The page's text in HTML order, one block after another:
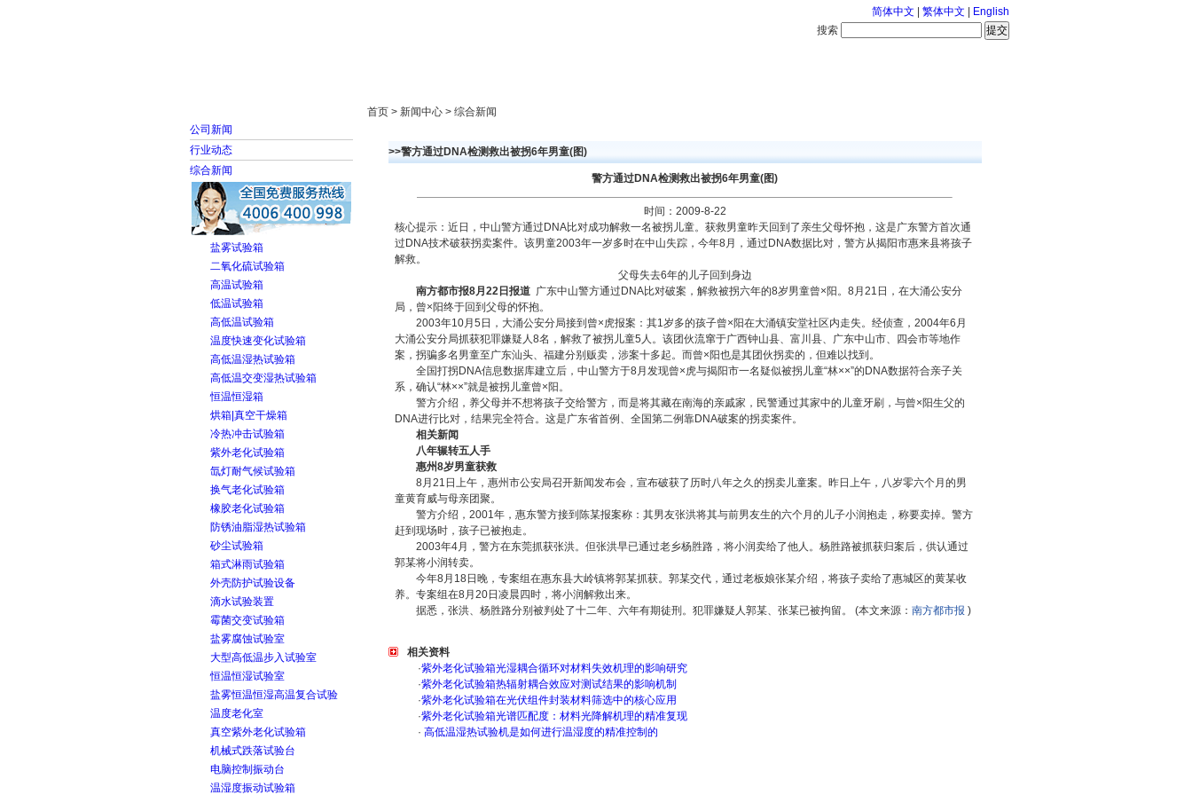
简体中文 繁体中文
English
搜索
公司新闻
行业动态
综合新闻
盐雾试验箱
二氧化硫试验箱
高温试验箱
低温试验箱
高低温试验箱
温度快速变化试验箱
高低温湿热试验箱
高低温交变湿热试验箱
恒温恒湿箱
烘箱|真空干燥箱
冷热冲击试验箱
紫外老化试验箱
氙灯耐气候试验箱
换气老化试验箱
橡胶老化试验箱
防锈油脂湿热试验箱
砂尘试验箱
箱式淋雨试验箱
外壳防护试验设备
滴水试验装置
霉菌交变试验箱
盐雾腐蚀试验室
大型高低温步入试验室
恒温恒湿试验室
盐雾恒温恒湿高温复合试验
温度老化室
真空紫外老化试验箱
机械式跌落试验台
电脑控制振动台
温湿度振动试验箱
首页 > 新闻中心 > 综合新闻
>>警方通过DNA检测救出被拐6年男童(图)
警方通过DNA检测救出被拐6年男童(图)
时间：2009-8-22
核心提示：近日，中山警方通过DNA比对成功解救一名被拐儿童。获救男童昨天回到了亲生父母怀抱，这是广东警方首次通
过DNA技术破获拐卖案件。该男童2003年一岁多时在中山失踪，今年8月，通过DNA数据比对，警方从揭阳市惠来县将孩子
解救。
父母失去6年的儿子回到身边
南方都市报8月22日报道 广东中山警方通过DNA比对破案，解救被拐六年的8岁男童曾×阳。8月21日，在大涌公安分
局，曾×阳终于回到父母的怀抱。
2003年10月5日，大涌公安分局接到曾×虎报案：其1岁多的孩子曾×阳在大涌镇安堂社区内走失。经侦查，2004年6月
大涌公安分局抓获犯罪嫌疑人8名，解救了被拐儿童5人。该团伙流窜于广西钟山县、富川县、广东中山市、四会市等地作
案，拐骗多名男童至广东汕头、福建分别贩卖，涉案十多起。而曾×阳也是其团伙拐卖的，但难以找到。
全国打拐DNA信息数据库建立后，中山警方于8月发现曾×虎与揭阳市一名疑似被拐儿童“林××”的DNA数据符合亲子关
系，确认“林××”就是被拐儿童曾×阳。
警方介绍，养父母并不想将孩子交给警方，而是将其藏在南海的亲戚家，民警通过其家中的儿童牙刷，与曾×阳生父的
DNA进行比对，结果完全符合。这是广东省首例、全国第二例靠DNA破案的拐卖案件。
相关新闻
八年辗转五人手
惠州8岁男童获救
8月21日上午，惠州市公安局召开新闻发布会，宣布破获了历时八年之久的拐卖儿童案。昨日上午，八岁零六个月的男
童黄育威与母亲团聚。
警方介绍，2001年，惠东警方接到陈某报案称：其男友张洪将其与前男友生的六个月的儿子小润抱走，称要卖掉。警方
赶到现场时，孩子已被抱走。
2003年4月，警方在东莞抓获张洪。但张洪早已通过老乡杨胜路，将小润卖给了他人。杨胜路被抓获归案后，供认通过
郭某将小润转卖。
今年8月18日晚，专案组在惠东县大岭镇将郭某抓获。郭某交代，通过老板娘张某介绍，将孩子卖给了惠城区的黄某收
养。专案组在8月20日凌晨四时，将小润解救出来。
据悉，张洪、杨胜路分别被判处了十二年、六年有期徒刑。犯罪嫌疑人郭某、张某已被拘留。 (本文来源： 南方都市报 )
相关资料
·紫外老化试验箱光湿耦合循环对材料失效机理的影响研究
·紫外老化试验箱热辐射耦合效应对测试结果的影响机制
·紫外老化试验箱在光伏组件封装材料筛选中的核心应用
·紫外老化试验箱光谱匹配度：材料光降解机理的精准复现
· 高低温湿热试验机是如何进行温湿度的精准控制的